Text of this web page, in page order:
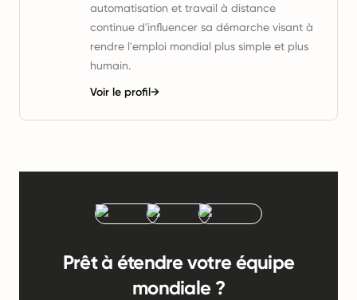
automatisation et travail à distance
continue d'influencer sa démarche visant à
rendre l'emploi mondial plus simple et plus
humain.
Voir le profil→
Prêt à étendre votre équipe
mondiale ?